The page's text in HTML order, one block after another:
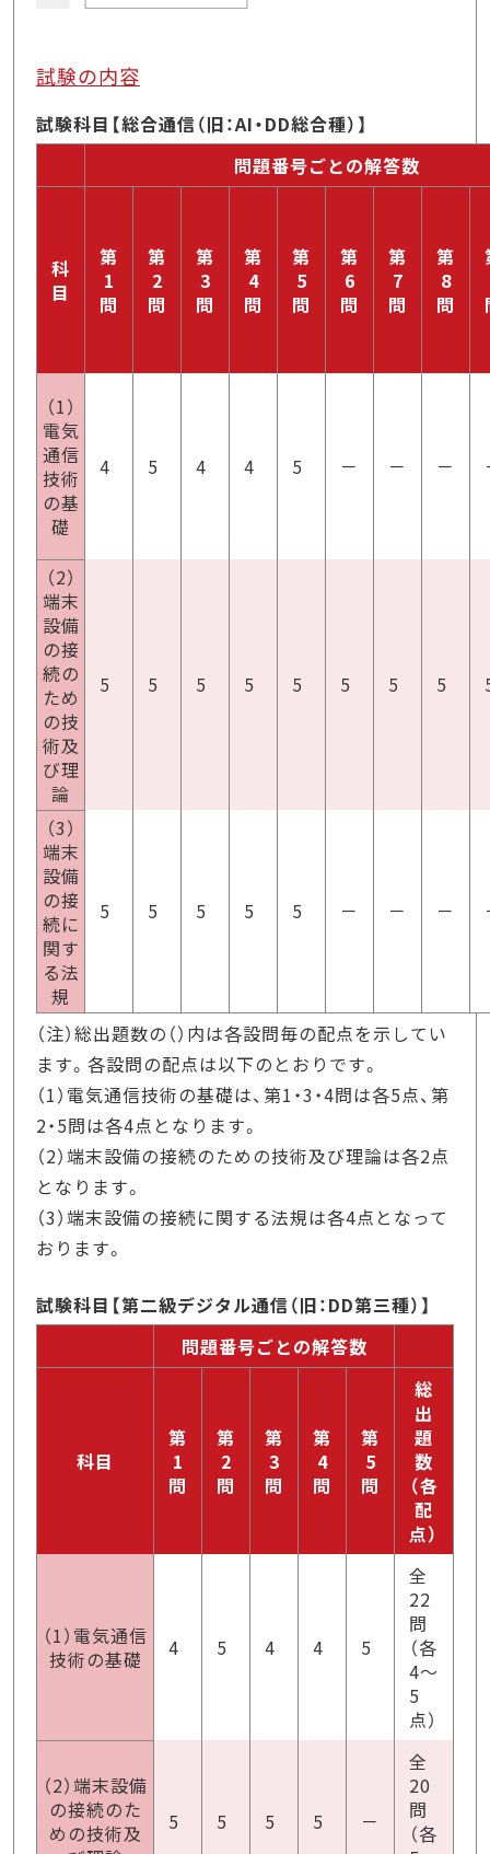
試験の内容
試験科目【総合通信（旧：AI・DD総合種）】
問題番号ごとの解答数
科
目
第
1
問
第
2
問
第
3
問
第
4
問
第
5
問
第
6
問
第
7
問
第
8
問
（1）
電気
通信
技術
の基
礎
4 5 4 4 5 － － －
（2）
端末
設備
の接
続の
ため
の技
術及
び理
論
5 5 5 5 5 5 5 5
（3）
端末
設備
の接
続に
関す
る法
規
5 5 5 5 5 － － －
（注）総出題数の（）内は各設問毎の配点を示してい
ます。各設問の配点は以下のとおりです。
（1）電気通信技術の基礎は、第1・3・4問は各5点、第
2・5問は各4点となります。
（2）端末設備の接続のための技術及び理論は各2点
となります。
（3）端末設備の接続に関する法規は各4点となって
おります。
試験科目【第二級デジタル通信（旧：DD第三種）】
問題番号ごとの解答数
科目
第
1
問
第
2
問
第
3
問
第
4
問
第
5
問
総
出
題
数
（各
配
点）
（1）電気通信
技術の基礎
4 5 4 4 5
全
22
問
（各
4～
5
点）
（2）端末設備
の接続のた
めの技術及
5 5 5 5 －
全
20
問
（各